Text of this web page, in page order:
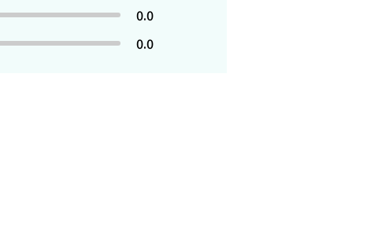
0.0
0.0